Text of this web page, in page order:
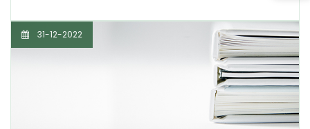
31-12-2022